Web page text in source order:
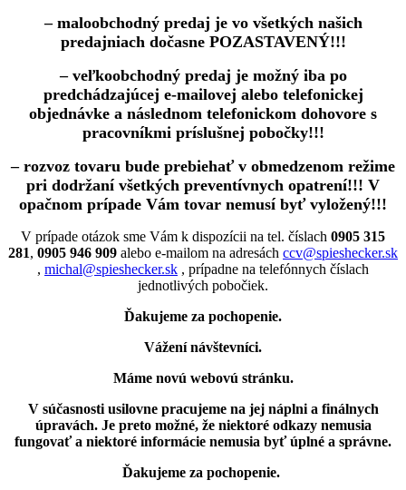
– maloobchodný predaj je vo všetkých našich
predajniach dočasne POZASTAVENÝ!!!
– veľkoobchodný predaj je možný iba po
predchádzajúcej e-mailovej alebo telefonickej
objednávke a následnom telefonickom dohovore s
pracovníkmi príslušnej pobočky!!!
– rozvoz tovaru bude prebiehať v obmedzenom režime
pri dodržaní všetkých preventívnych opatrení!!! V
opačnom prípade Vám tovar nemusí byť vyložený!!!
V prípade otázok sme Vám k dispozícii na tel. číslach 0905 315
281, 0905 946 909 alebo e-mailom na adresách ccv@spieshecker.sk
, michal@spieshecker.sk , prípadne na telefónnych číslach
jednotlivých pobočiek.
Ďakujeme za pochopenie.
Vážení návštevníci.
Máme novú webovú stránku.
V súčasnosti usilovne pracujeme na jej náplni a finálnych
úpravách. Je preto možné, že niektoré odkazy nemusia
fungovaťa niektoré informácie nemusia byť úplné a správne.
Ďakujeme za pochopenie.